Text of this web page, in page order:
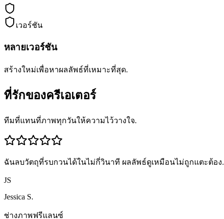
เวอร์ชัน
หลายเวอร์ชัน
สร้างใหม่เพื่อหาผลลัพธ์ที่เหมาะที่สุด.
ที่รักของครีเอเตอร์
ทีมที่แทนที่ภาพทุกวันให้ความไว้วางใจ.
ฉันลบวัตถุที่รบกวนได้ในไม่กี่วินาที ผลลัพธ์ดูเหมือนไม่ถูกแตะต้อง.
JS
Jessica S.
ช่างภาพฟรีแลนซ์